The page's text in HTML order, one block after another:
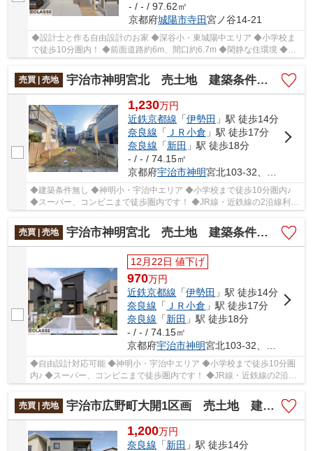
- / - / 97.62㎡
京都府城陽市寺田宮ノ谷14-21
◆設計士と作る自由設計のお家 ◆深谷小・東城陽中エリア ◆小学校ま
で徒歩10分圏内！ ◆前面道路約6m、間口約6.7m ◆閑静な住環境 ◆駐
売買 | 売地
宇治市神明宮北 売土地 建築条件無し
1,230万円
近鉄京都線 「伊勢田 」駅 徒歩14分
奈良線 「 ＪＲ小倉 」駅 徒歩17分
奈良線 「新田 」駅 徒歩18分
- / - / 74.15㎡
京都府宇治市神明宮北103-32、103-35
◆建築条件無し ◆神明小・宇治中エリア ◆小学校まで徒歩10分圏内♪
◆スーパー、コンビニまで徒歩圏内です！ ◆JR線・近鉄線の2沿線利用
売買 | 売地
宇治市神明宮北 売土地 建築条件付き
12月22日 値下げ
970万円
近鉄京都線 「伊勢田 」駅 徒歩14分
奈良線 「 ＪＲ小倉 」駅 徒歩17分
奈良線 「新田 」駅 徒歩18分
- / - / 74.15㎡
京都府宇治市神明宮北103-32、103-35
◆自由設計対応可能 ◆神明小・宇治中エリア ◆小学校まで徒歩10分圏
内♪ ◆スーパー、コンビニまで徒歩圏内です！ ◆JR線・近鉄線の2沿線
利用可能！ ◆閑静な住宅地
売買 | 売地
宇治市広野町大開1区画 売土地 建築条件付き
1,200万円
奈良線 「新田 」駅 徒歩14分